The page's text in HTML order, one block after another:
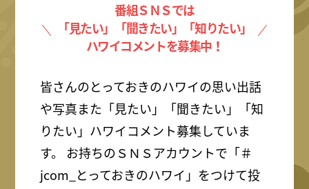
番組ＳＮＳでは
「見たい」「聞きたい」「知りたい」
ハワイコメントを募集中！
皆さんのとっておきのハワイの思い出話
や写真また「見たい」「聞きたい」「知
りたい」ハワイコメント募集していま
す。 お持ちのＳＮＳアカウントで「＃
jcom_とっておきのハワイ」をつけて投